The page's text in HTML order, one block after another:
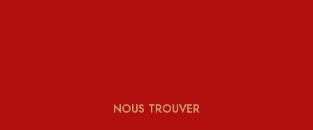
NOUS TROUVER